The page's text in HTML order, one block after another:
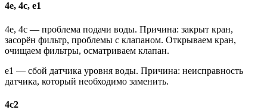
4e, 4c, e1
4e, 4c — проблема подачи воды. Причина: закрыт кран,
засорён фильтр, проблемы с клапаном. Открываем кран,
очищаем фильтры, осматриваем клапан.
e1 — сбой датчика уровня воды. Причина: неисправность
датчика, который необходимо заменить.
4c2